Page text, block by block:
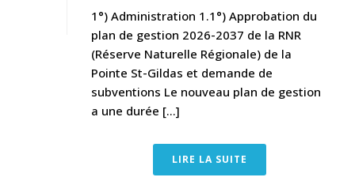
1°) Administration 1.1°) Approbation du
plan de gestion 2026-2037 de la RNR
(Réserve Naturelle Régionale) de la
Pointe St-Gildas et demande de
subventions Le nouveau plan de gestion
a une durée [...]
LIRE LA SUITE